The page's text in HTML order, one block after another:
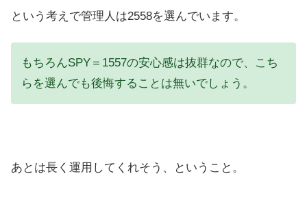
という考えで管理人は2558を選んでいます。
もちろんSPY＝1557の安心感は抜群なので、こち
らを選んでも後悔することは無いでしょう。
あとは長く運用してくれそう、ということ。